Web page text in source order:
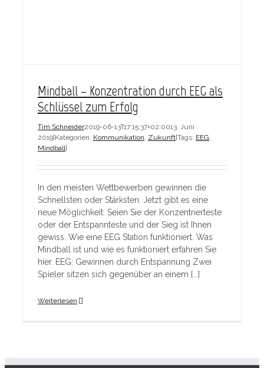
Mindball – Konzentration durch EEG als
Schlüssel zum Erfolg
Tim Schneider2019-06-13T17:15:37+02:0013. Juni
2019 Kategorien: Kommunikation, Zukunft Tags: EEG,
Mindball|
In den meisten Wettbewerben gewinnen die
Schnellsten oder Stärksten. Jetzt gibt es eine
neue Möglichkeit: Seien Sie der Konzentrierteste
oder der Entspannteste und der Sieg ist Ihnen
gewiss. Wie eine EEG Station funktioniert. Was
Mindball ist und wie es funktioniert erfahren Sie
hier. EEG: Gewinnen durch Entspannung Zwei
Spieler sitzen sich gegenüber an einem [...]
Weiterlesen